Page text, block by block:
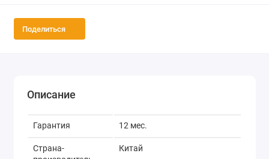
Поделиться
Описание
Гарантия 12 мес.
Страна-
Китай